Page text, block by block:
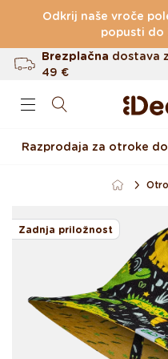
Preskoči na vsebino
Odkrij naše vroče
popusti do
(60.231
Brezplačna dostava
49 €
Do 100 dni za vračilo
Razprodaja za otroke
Zadnja priložnost
izdelku